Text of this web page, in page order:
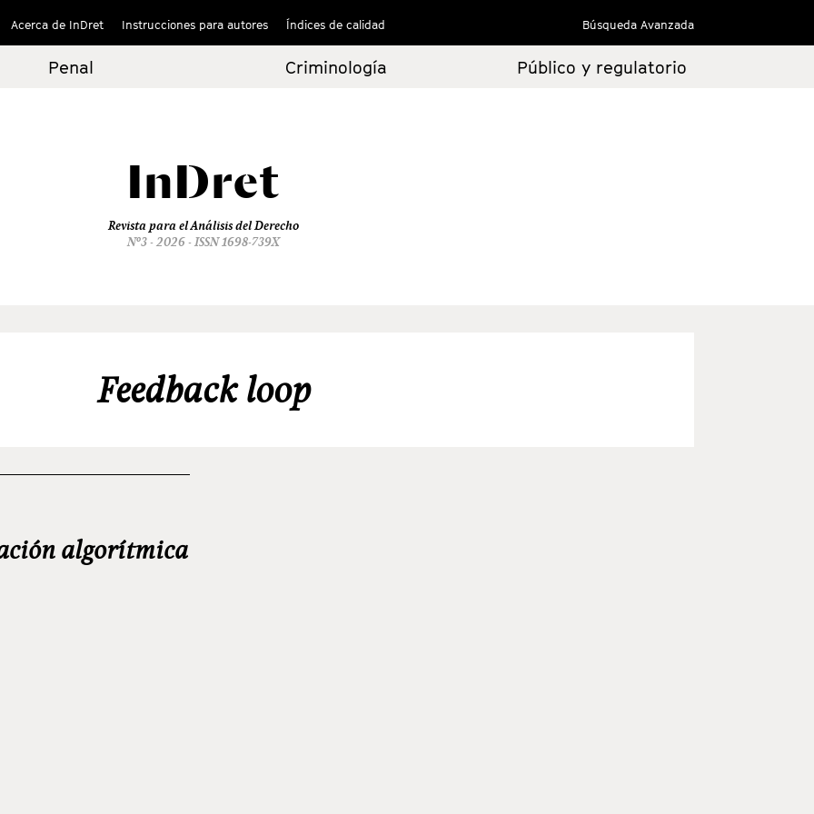
Acerca de InDret Instrucciones para autores Índices de calidad Búsqueda Avanzada
Penal Criminología Público y regulatorio
InDret
Revista para el Análisis del Derecho
Nº3 - 2026 - ISSN 1698-739X
Feedback loop
algorítmica